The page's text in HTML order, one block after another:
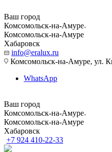
Ваш город
Комсомольск-на-Амуре
Комсомольск-на-Амуре
Хабаровск
info@eralux.ru
Комсомольск-на-Амуре, ул.
WhatsApp
Ваш город
Комсомольск-на-Амуре
Комсомольск-на-Амуре
Хабаровск
+7 924 410-22-33